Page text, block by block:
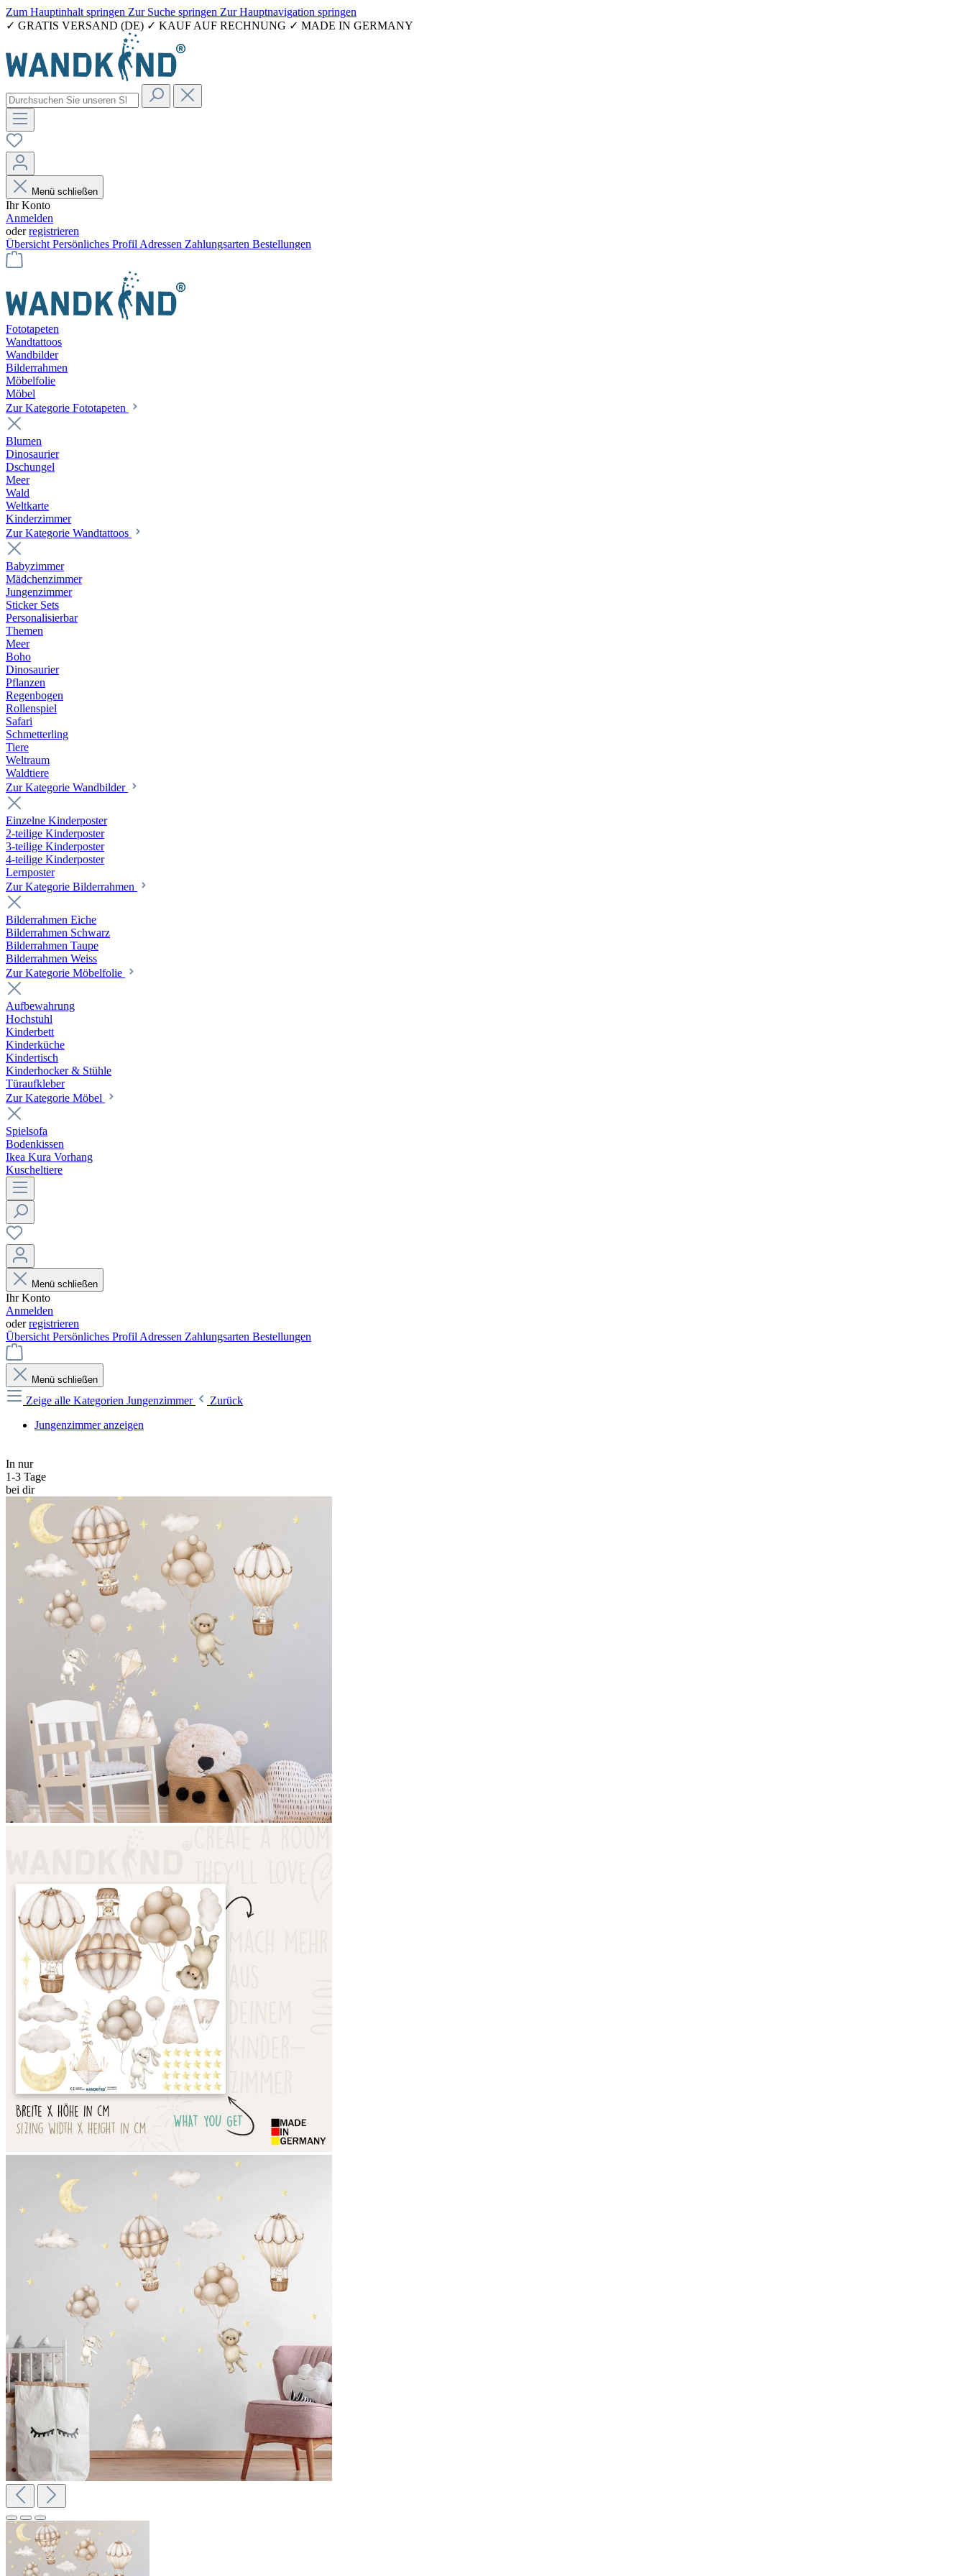
Zum Hauptinhalt springen Zur Suche springen Zur Hauptnavigation springen
✓ GRATIS VERSAND (DE) ✓ KAUF AUF RECHNUNG ✓ MADE IN GERMANY
Menü schließen
Ihr Konto
Anmelden
oderregistrieren
Übersicht Persönliches Profil Adressen Zahlungsarten Bestellungen
Fototapeten
Wandtattoos
Wandbilder
Bilderrahmen
Möbelfolie
Möbel
Zur Kategorie Fototapeten
Blumen
Dinosaurier
Dschungel
Meer
Wald
Weltkarte
Kinderzimmer
Zur Kategorie Wandtattoos
Babyzimmer
Mädchenzimmer
Jungenzimmer
Sticker Sets
Personalisierbar
Themen
Meer
Boho
Dinosaurier
Pflanzen
Regenbogen
Rollenspiel
Safari
Schmetterling
Tiere
Weltraum
Waldtiere
Zur Kategorie Wandbilder
Einzelne Kinderposter
2-teilige Kinderposter
3-teilige Kinderposter
4-teilige Kinderposter
Lernposter
Zur Kategorie Bilderrahmen
Bilderrahmen Eiche
Bilderrahmen Schwarz
Bilderrahmen Taupe
Bilderrahmen Weiss
Zur Kategorie Möbelfolie
Aufbewahrung
Hochstuhl
Kinderbett
Kinderküche
Kindertisch
Kinderhocker & Stühle
Türaufkleber
Zur Kategorie Möbel
Spielsofa
Bodenkissen
Ikea Kura Vorhang
Kuscheltiere
Menü schließen
Ihr Konto
Anmelden
oderregistrieren
Übersicht Persönliches Profil Adressen Zahlungsarten Bestellungen
Menü schließen
Zeige alle Kategorien Jungenzimmer
Zurück
Jungenzimmer anzeigen
In nur
1-3 Tage
bei dir